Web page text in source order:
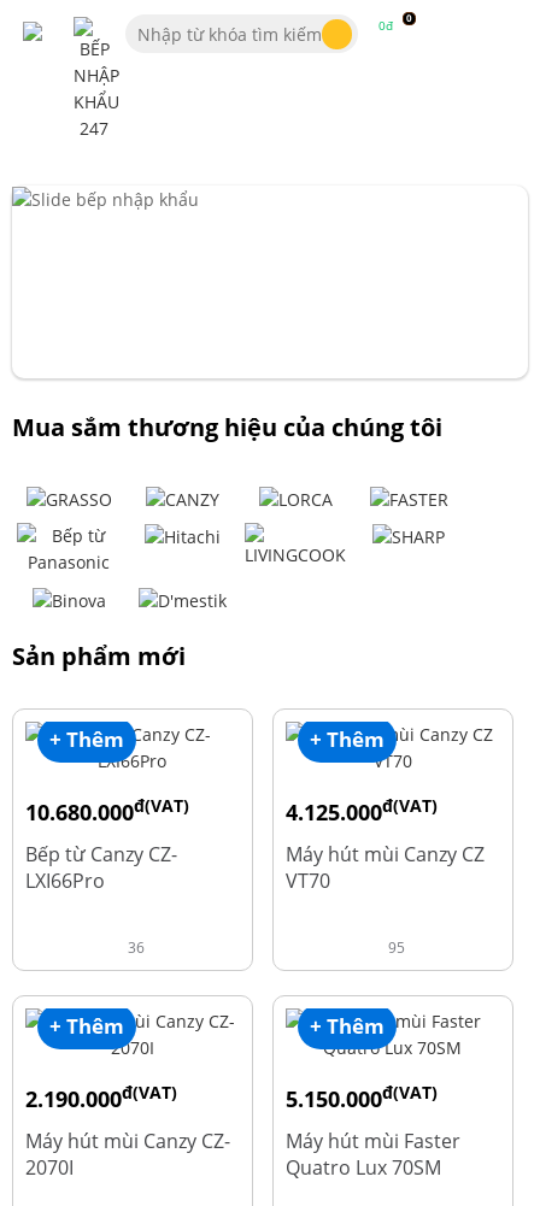
0
0đ
Mua sắm thương hiệu của chúng tôi
Sản phẩm mới
+ Thêm
10.680.000đ(VAT)
15.980.000
Bếp từ Canzy CZ-
LXI66Pro
36
+ Thêm
4.125.000đ(VAT)
8.500.000
Máy hút mùi Canzy CZ
VT70
95
+ Thêm
2.190.000đ(VAT)
4.450.000
Máy hút mùi Canzy CZ-
2070I
+ Thêm
5.150.000đ(VAT)
9.700.000
Máy hút mùi Faster
Quatro Lux 70SM